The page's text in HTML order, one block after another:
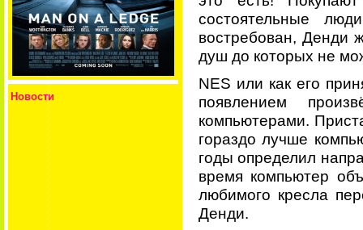
Новости
состоятельные
востребован, Денди
душ до которых не
NES или как его
появлением
компьютерами.
гораздо лучше
годы определил
время компьютер
любимого кресла
Денди.